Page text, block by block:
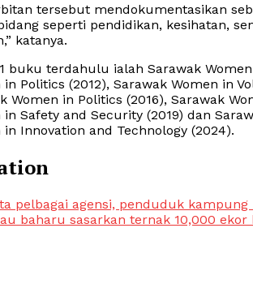
tersebut mendokumentasikan
seperti pendidikan, kesihatan,
katanya.
buku terdahulu ialah Sarawak
in Politics (2012), Sarawak Women in
Women in Politics (2016), Sarawak
in Safety and Security (2019) dan
in Innovation and Technology (2024).
pelbagai agensi, penduduk
baharu sasarkan ternak 10,000 ekor